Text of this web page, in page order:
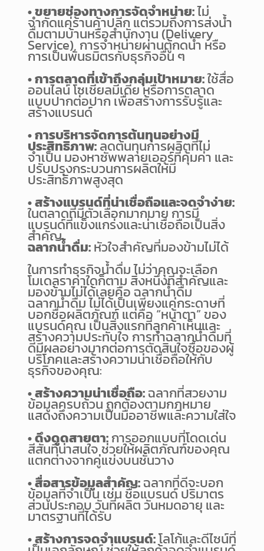
• ขยายช่องทางการจัดจำหน่าย:ไม่
จำกัดแค่ร้านค้าปลีก แต่รวมถึงการส่งน้ำ
ดื่มตามบ้านหรือสำนักงาน (Delivery
Service), การจำหน่ายผ่านตู้กดน้ำ หรือ
การเป็นพันธมิตรกับธุรกิจอื่น ๆ
• การตลาดที่เข้าถึงกลุ่มเป้าหมาย:ใช้สื่อ
ออนไลน์ โซเชียลมีเดีย หรือการตลาด
แบบปากต่อปาก เพื่อสร้างการรับรู้และ
สร้างแบรนด์
• การบริหารจัดการต้นทุนอย่างมี
ประสิทธิภาพ:ลดต้นทุนการผลิตที่ไม่
จำเป็น มองหาซัพพลายเออร์ที่คุ้มค่า และ
ปรับปรุงกระบวนการผลิตให้มี
ประสิทธิภาพสูงสุด
• สร้างแบรนด์ที่น่าเชื่อถือและจดจำง่าย:
ในตลาดที่มีตัวเลือกมากมาย การมี
แบรนด์ที่แข็งแกร่งและน่าเชื่อถือเป็นสิ่ง
สำคัญ
ฉลากน้ำดื่ม:หัวใจสำคัญที่มองข้ามไม่ได้
ในการทำธุรกิจน้ำดื่ม ไม่ว่าคุณจะเลือก
โมเดลราคาใดก็ตาม สิ่งหนึ่งที่สำคัญและ
มองข้ามไม่ได้เลยคือ ฉลากน้ำดื่ม
ฉลากน้ำดื่ม ไม่ได้เป็นเพียงแค่กระดาษที่
บอกชื่อผลิตภัณฑ์ แต่คือ “หน้าตา” ของ
แบรนด์คุณ เป็นสิ่งแรกที่ลูกค้าเห็นและ
สร้างความประทับใจ การทำฉลากน้ำดื่มที่
ดีมีผลอย่างมากต่อการตัดสินใจซื้อของผู้
บริโภคและสร้างความน่าเชื่อถือให้กับ
ธุรกิจของคุณ:
• สร้างความน่าเชื่อถือ:ฉลากที่สวยงาม
ข้อมูลครบถ้วน ถูกต้องตามกฎหมาย
แสดงถึงความเป็นมืออาชีพและความใส่ใจ
• ดึงดูดสายตา:การออกแบบที่โดดเด่น
สีสันที่น่าสนใจ ช่วยให้ผลิตภัณฑ์ของคุณ
แตกต่างจากคู่แข่งบนชั้นวาง
• สื่อสารข้อมูลสำคัญ:ฉลากที่ดีจะบอก
ข้อมูลที่จำเป็น เช่น ชื่อแบรนด์ ปริมาตร
ส่วนประกอบ วันที่ผลิต วันหมดอายุ และ
มาตรฐานที่ได้รับ
• สร้างการจดจำแบรนด์:โลโก้และดีไซน์ที่